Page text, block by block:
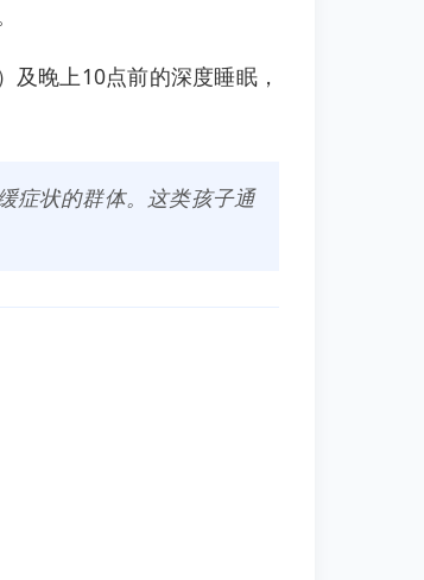
晚上10点前的深度睡眠，
症状的群体。这类孩子通